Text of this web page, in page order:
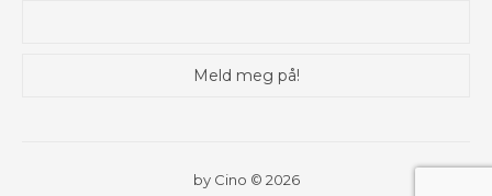
by Cino © 2026